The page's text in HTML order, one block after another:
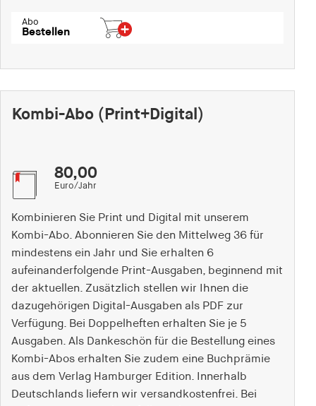
Abo
Bestellen
Kombi-Abo (Print+Digital)
80,00
Euro/Jahr
Kombinieren Sie Print und Digital mit unserem
Kombi-Abo. Abonnieren Sie den Mittelweg 36 für
mindestens ein Jahr und Sie erhalten 6
aufeinanderfolgende Print-Ausgaben, beginnend mit
der aktuellen. Zusätzlich stellen wir Ihnen die
dazugehörigen Digital-Ausgaben als PDF zur
Verfügung. Bei Doppelheften erhalten Sie je 5
Ausgaben. Als Dankeschön für die Bestellung eines
Kombi-Abos erhalten Sie zudem eine Buchprämie
aus dem Verlag Hamburger Edition. Innerhalb
Deutschlands liefern wir versandkostenfrei. Bei